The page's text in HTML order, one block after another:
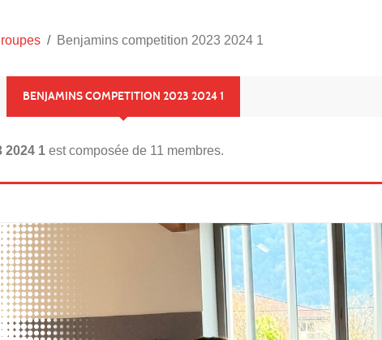
Benjamins competition 2023 2024 1
BENJAMINS COMPETITION 2023 2024 1
2024 1 est composée de 11 membres.